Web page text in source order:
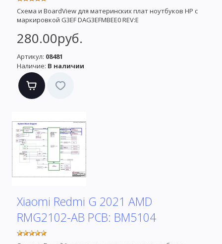
Схема и BoardView для материнских плат ноутбуков HP с
маркировкой G3EF DAG3EFMBEE0 REV:E
280.00руб.
Артикул: 08481
Наличие: В наличии
Xiaomi Redmi G 2021 AMD
RMG2102-AB PCB: BM5104